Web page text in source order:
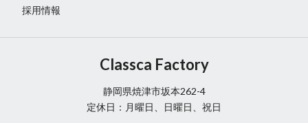
採用情報
Classca Factory
静岡県焼津市坂本262-4
定休日：月曜日、日曜日、祝日